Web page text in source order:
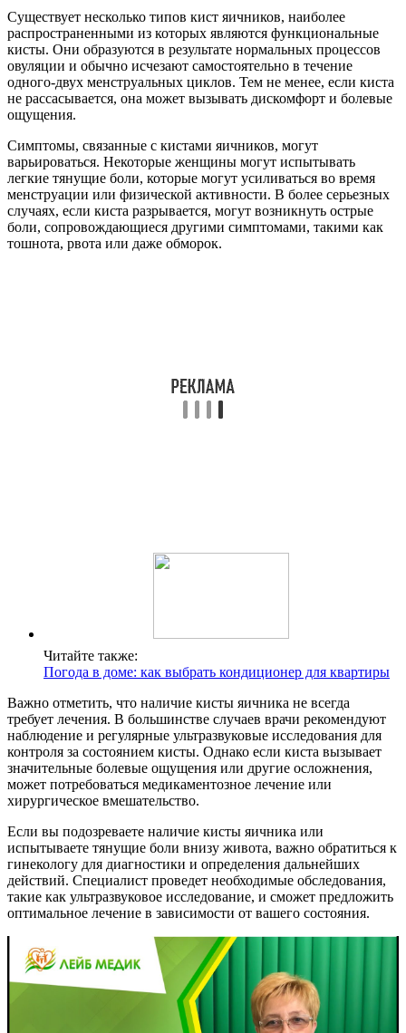
Существует несколько типов кист яичников, наиболее
распространенными из которых являются функциональные
кисты. Они образуются в результате нормальных процессов
овуляции и обычно исчезают самостоятельно в течение
одного-двух менструальных циклов. Тем не менее, если киста
не рассасывается, она может вызывать дискомфорт и болевые
ощущения.
Симптомы, связанные с кистами яичников, могут
варьироваться. Некоторые женщины могут испытывать
легкие тянущие боли, которые могут усиливаться во время
менструации или физической активности. В более серьезных
случаях, если киста разрывается, могут возникнуть острые
боли, сопровождающиеся другими симптомами, такими как
тошнота, рвота или даже обморок.
Читайте также:
Погода в доме: как выбрать кондиционер для квартиры
Важно отметить, что наличие кисты яичника не всегда
требует лечения. В большинстве случаев врачи рекомендуют
наблюдение и регулярные ультразвуковые исследования для
контроля за состоянием кисты. Однако если киста вызывает
значительные болевые ощущения или другие осложнения,
может потребоваться медикаментозное лечение или
хирургическое вмешательство.
Если вы подозреваете наличие кисты яичника или
испытываете тянущие боли внизу живота, важно обратиться к
гинекологу для диагностики и определения дальнейших
действий. Специалист проведет необходимые обследования,
такие как ультразвуковое исследование, и сможет предложить
оптимальное лечение в зависимости от вашего состояния.